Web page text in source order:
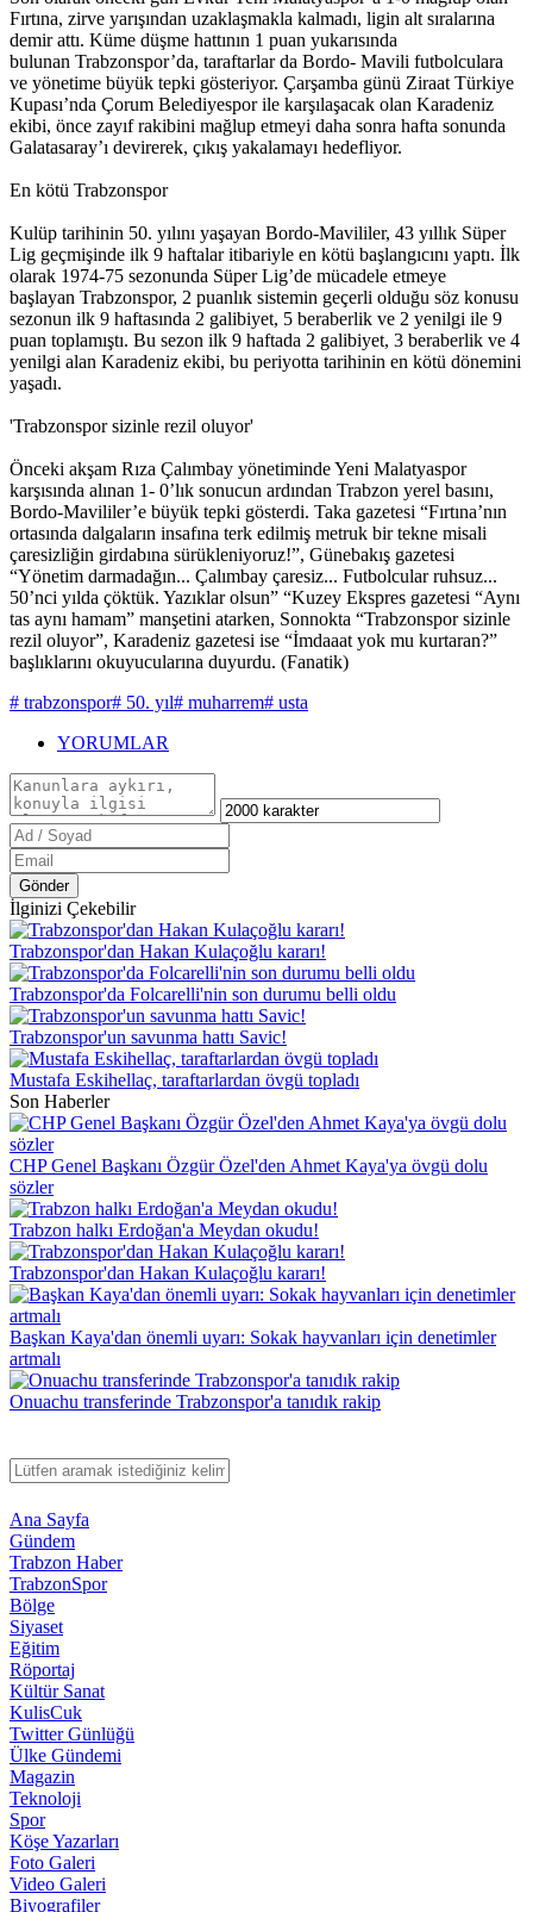
Fırtına, zirve yarışından uzaklaşmakla kalmadı, ligin alt sıralarına
demir attı. Küme düşme hattının 1 puan yukarısında
bulunan Trabzonspor’da, taraftarlar da Bordo- Mavili futbolculara
ve yönetime büyük tepki gösteriyor. Çarşamba günü Ziraat Türkiye
Kupası’nda Çorum Belediyespor ile karşılaşacak olan Karadeniz
ekibi, önce zayıf rakibini mağlup etmeyi daha sonra hafta sonunda
Galatasaray’ı devirerek, çıkış yakalamayı hedefliyor.
En kötü Trabzonspor
Kulüp tarihinin 50. yılını yaşayan Bordo-Mavililer, 43 yıllık Süper
Lig geçmişinde ilk 9 haftalar itibariyle en kötü başlangıcını yaptı. İlk
olarak 1974-75 sezonunda Süper Lig’de mücadele etmeye
başlayan Trabzonspor, 2 puanlık sistemin geçerli olduğu söz konusu
sezonun ilk 9 haftasında 2 galibiyet, 5 beraberlik ve 2 yenilgi ile 9
puan toplamıştı. Bu sezon ilk 9 haftada 2 galibiyet, 3 beraberlik ve 4
yenilgi alan Karadeniz ekibi, bu periyotta tarihinin en kötü dönemini
yaşadı.
'Trabzonspor sizinle rezil oluyor'
Önceki akşam Rıza Çalımbay yönetiminde Yeni Malatyaspor
karşısında alınan 1- 0’lık sonucun ardından Trabzon yerel basını,
Bordo-Mavililer’e büyük tepki gösterdi. Taka gazetesi “Fırtına’nın
ortasında dalgaların insafına terk edilmiş metruk bir tekne misali
çaresizliğin girdabına sürükleniyoruz!”, Günebakış gazetesi
“Yönetim darmadağın... Çalımbay çaresiz... Futbolcular ruhsuz...
50’nci yılda çöktük. Yazıklar olsun” “Kuzey Ekspres gazetesi “Aynı
tas aynı hamam” manşetini atarken, Sonnokta “Trabzonspor sizinle
rezil oluyor”, Karadeniz gazetesi ise “İmdaaat yok mu kurtaran?”
başlıklarını okuyucularına duyurdu. (Fanatik)
# trabzonspor# 50. yıl# muharrem# usta
YORUMLAR
Gönder
İlginizi Çekebilir
Trabzonspor'dan Hakan Kulaçoğlu kararı!
Trabzonspor'da Folcarelli'nin son durumu belli oldu
Trabzonspor'un savunma hattı Savic!
Mustafa Eskihellaç, taraftarlardan övgü topladı
Son Haberler
CHP Genel Başkanı Özgür Özel'den Ahmet Kaya'ya övgü dolu
sözler
Trabzon halkı Erdoğan'a Meydan okudu!
Trabzonspor'dan Hakan Kulaçoğlu kararı!
Başkan Kaya'dan önemli uyarı: Sokak hayvanları için denetimler
artmalı
Onuachu transferinde Trabzonspor'a tanıdık rakip
Ana Sayfa
Gündem
Trabzon Haber
TrabzonSpor
Bölge
Siyaset
Eğitim
Röportaj
Kültür Sanat
KulisCuk
Twitter Günlüğü
Ülke Gündemi
Magazin
Teknoloji
Spor
Köşe Yazarları
Foto Galeri
Video Galeri
Biyografiler